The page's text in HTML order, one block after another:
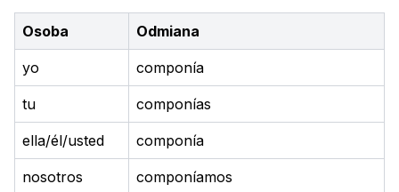
Osoba Odmiana
yo componía
tu componías
ella/él/usted componía
nosotros componíamos